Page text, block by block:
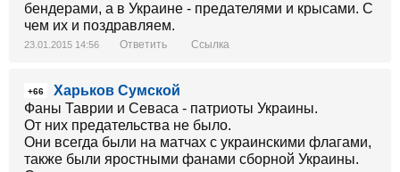
бендерами, а в Украине - предателями и крысами. С
чем их и поздравляем.
23.01.2015 14:56 Ответить Ссылка
+66
Харьков Сумской
Фаны Таврии и Севаса - патриоты Украины.
От них предательства не было.
Они всегда были на матчах с украинскими флагами,
также были яростными фанами сборной Украины.